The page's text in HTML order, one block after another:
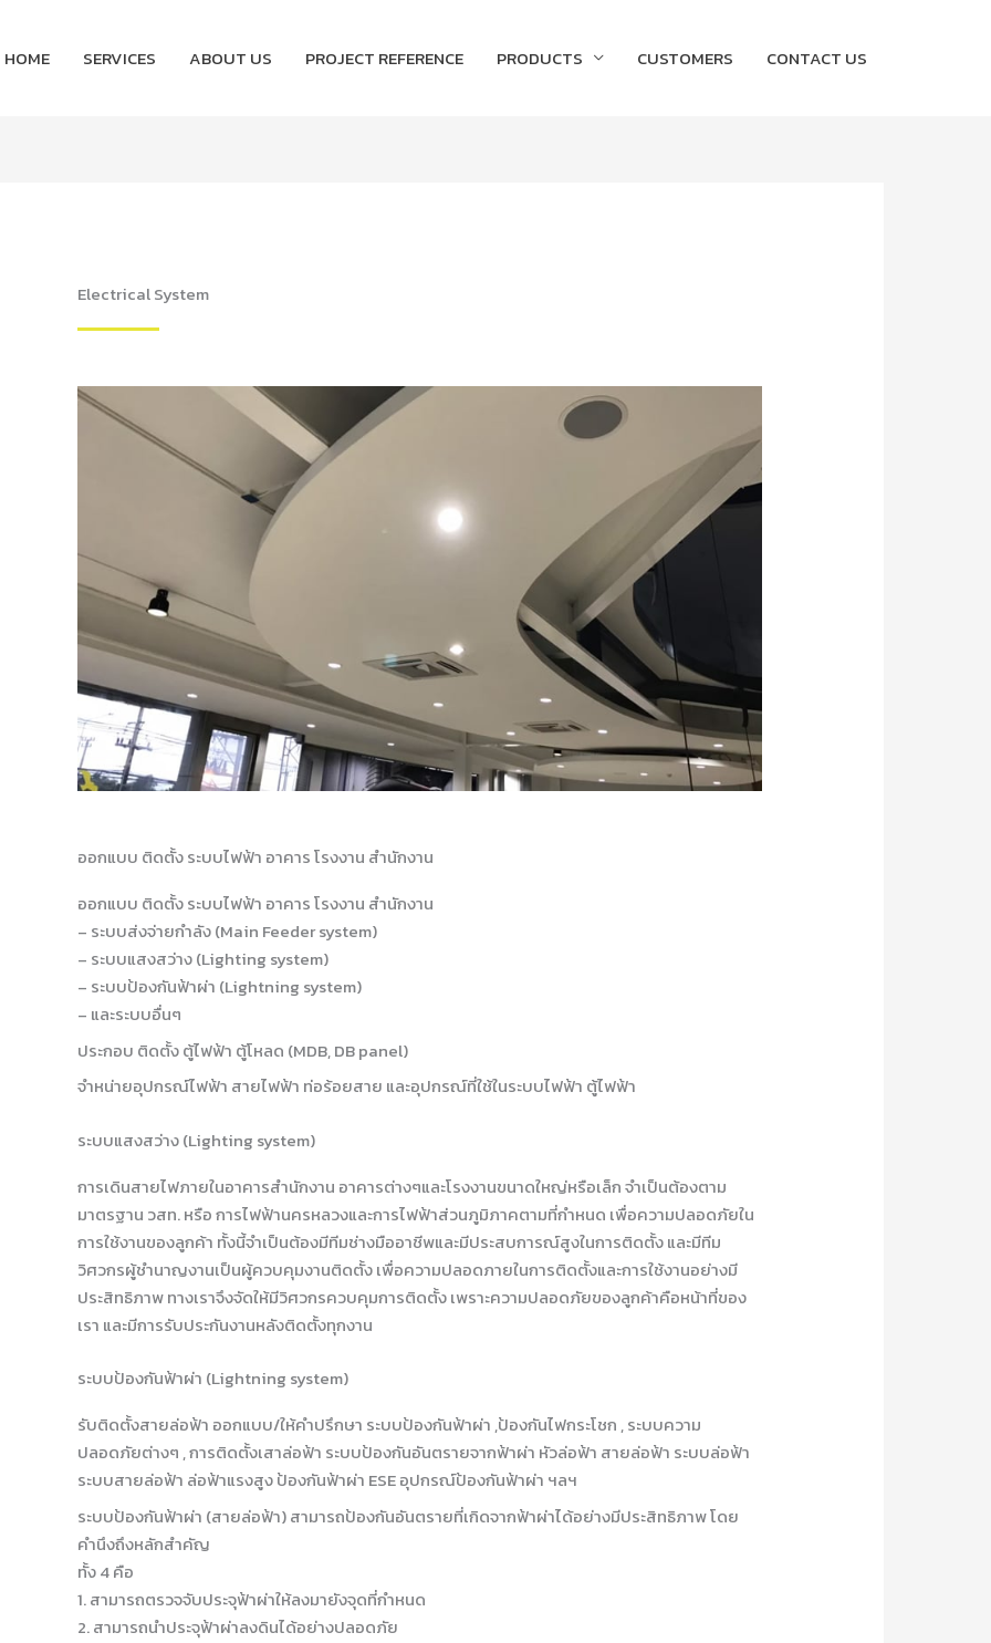
HOME SERVICES ABOUT US PROJECT REFERENCE PRODUCTS CUSTOMERS CONTACT US
Electrical System
ออกแบบ ติดตั้ง ระบบไฟฟ้า อาคาร โรงงาน สำนักงาน
ออกแบบ ติดตั้ง ระบบไฟฟ้า อาคาร โรงงาน สำนักงาน
– ระบบส่งจ่ายกำลัง (Main Feeder system)
– ระบบแสงสว่าง (Lighting system)
– ระบบป้องกันฟ้าผ่า (Lightning system)
– และระบบอื่นๆ
ประกอบ ติดตั้ง ตู้ไฟฟ้า ตู้โหลด (MDB, DB panel)
จำหน่ายอุปกรณ์ไฟฟ้า สายไฟฟ้า ท่อร้อยสาย และอุปกรณ์ที่ใช้ในระบบไฟฟ้า ตู้ไฟฟ้า
ระบบแสงสว่าง (Lighting system)
การเดินสายไฟภายในอาคารสำนักงาน อาคารต่างๆและโรงงานขนาดใหญ่หรือเล็ก จำเป็นต้องตาม
มาตรฐาน วสท. หรือ การไฟฟ้านครหลวงและการไฟฟ้าส่วนภูมิภาคตามที่กำหนด เพื่อความปลอดภัยใน
การใช้งานของลูกค้า ทั้งนี้จำเป็นต้องมีทีมช่างมืออาชีพและมีประสบการณ์สูงในการติดตั้ง และมีทีม
วิศวกรผู้ชำนาญงานเป็นผู้ควบคุมงานติดตั้ง เพื่อความปลอดภายในการติดตั้งและการใช้งานอย่างมี
ประสิทธิภาพ ทางเราจึงจัดให้มีวิศวกรควบคุมการติดตั้ง เพราะความปลอดภัยของลูกค้าคือหน้าที่ของ
เรา และมีการรับประกันงานหลังติดตั้งทุกงาน
ระบบป้องกันฟ้าผ่า (Lightning system)
รับติดตั้งสายล่อฟ้า ออกแบบ/ให้คำปรึกษา ระบบป้องกันฟ้าผ่า ,ป้องกันไฟกระโชก , ระบบความ
ปลอดภัยต่างๆ , การติดตั้งเสาล่อฟ้า ระบบป้องกันอันตรายจากฟ้าผ่า หัวล่อฟ้า สายล่อฟ้า ระบบล่อฟ้า
ระบบสายล่อฟ้า ล่อฟ้าแรงสูง ป้องกันฟ้าผ่า ESE อุปกรณ์ป้องกันฟ้าผ่า ฯลฯ
ระบบป้องกันฟ้าผ่า (สายล่อฟ้า) สามารถป้องกันอันตรายที่เกิดจากฟ้าผ่าได้อย่างมีประสิทธิภาพ โดย
คำนึงถึงหลักสำคัญ
ทั้ง 4 คือ
1. สามารถตรวจจับประจุฟ้าผ่าให้ลงมายังจุดที่กำหนด
2. สามารถนำประจุฟ้าผ่าลงดินได้อย่างปลอดภัย